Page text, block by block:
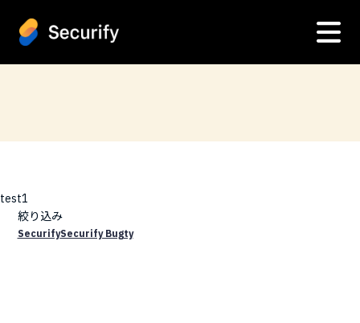
test1
絞り込み
SecurifySecurify Bugty